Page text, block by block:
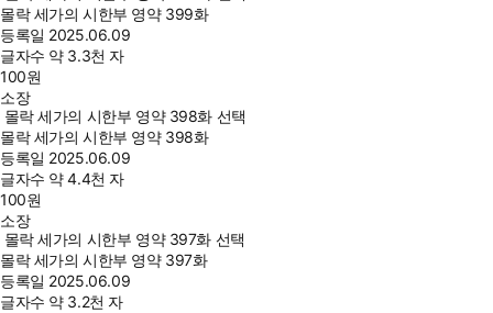
몰락 세가의 시한부 영약 399화
등록일 2025.06.09
글자수 약 3.3천 자
100원
소장
몰락 세가의 시한부 영약 398화 선택
몰락 세가의 시한부 영약 398화
등록일 2025.06.09
글자수 약 4.4천 자
100원
소장
몰락 세가의 시한부 영약 397화 선택
몰락 세가의 시한부 영약 397화
등록일 2025.06.09
글자수 약 3.2천 자